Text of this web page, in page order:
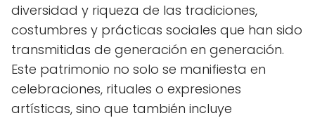
diversidad y riqueza de las tradiciones,
costumbres y prácticas sociales que han sido
transmitidas de generación en generación.
Este patrimonio no solo se manifiesta en
celebraciones, rituales o expresiones
artísticas, sino que también incluye